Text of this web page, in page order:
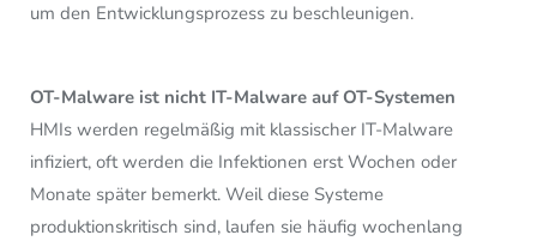
um den Entwicklungsprozess zu beschleunigen.
OT-Malware ist nicht IT-Malware auf OT-Systemen
HMIs werden regelmäßig mit klassischer IT-Malware
infiziert, oft werden die Infektionen erst Wochen oder
Monate später bemerkt. Weil diese Systeme
produktionskritisch sind, laufen sie häufig wochenlang